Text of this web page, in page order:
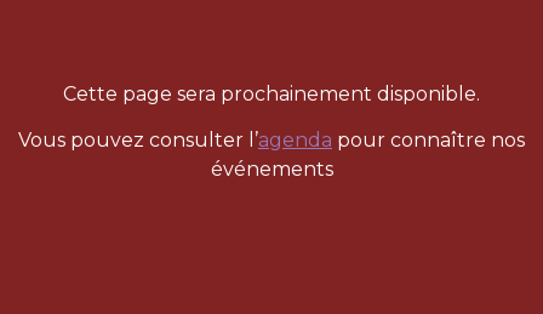
Cette page sera prochainement disponible.
Vous pouvez consulter l’agenda pour connaître nos
événements